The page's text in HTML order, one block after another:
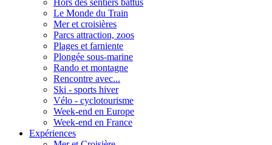
Hors des sentiers battus
Le Monde du Train
Mer et croisières
Parcs attraction, zoos
Plages et farniente
Plongée sous-marine
Rando et montagne
Rencontre avec...
Ski - sports hiver
Vélo - cyclotourisme
Week-end en Europe
Week-end en France
Expériences